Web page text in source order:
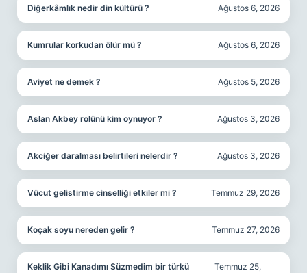
Diğerkâmlık nedir din kültürü ? Ağustos 6, 2026
Kumrular korkudan ölür mü ? Ağustos 6, 2026
Aviyet ne demek ? Ağustos 5, 2026
Aslan Akbey rolünü kim oynuyor ? Ağustos 3, 2026
Akciğer daralması belirtileri nelerdir ? Ağustos 3, 2026
Vücut gelistirme cinselliği etkiler mi ? Temmuz 29, 2026
Koçak soyu nereden gelir ? Temmuz 27, 2026
Keklik Gibi Kanadımı Süzmedim bir türkü
Temmuz 25,